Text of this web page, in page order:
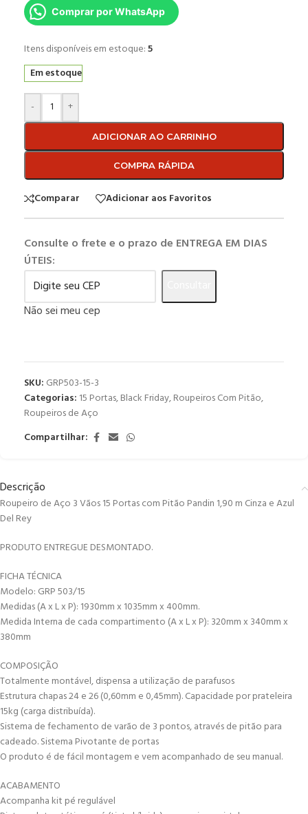
Comprar por WhatsApp
Itens disponíveis em estoque:5
Em estoque
- +
ADICIONAR AO CARRINHO
COMPRA RÁPIDA
Comparar Adicionar aos Favoritos
Consulte o frete e o prazo de ENTREGA EM DIAS
ÚTEIS:
Não sei meu cep
SKU: GRP503-15-3
Categorias: 15 Portas,Black Friday,Roupeiros Com Pitão,
Roupeiros de Aço
Compartilhar:
Descrição
Roupeiro de Aço 3 Vãos 15 Portas com Pitão Pandin 1,90 m Cinza e Azul
Del Rey
PRODUTO ENTREGUE DESMONTADO.
FICHA TÉCNICA
Modelo: GRP 503/15
Medidas (A x L x P): 1930mm x 1035mm x 400mm.
Medida Interna de cada compartimento (A x L x P): 320mm x 340mm x
380mm
COMPOSIÇÃO
Totalmente montável, dispensa a utilização de parafusos
Estrutura chapas 24 e 26 (0,60mm e 0,45mm). Capacidade por prateleira
15kg (carga distribuída).
Sistema de fechamento de varão de 3 pontos, através de pitão para
cadeado. Sistema Pivotante de portas
O produto é de fácil montagem e vem acompanhado de seu manual.
ACABAMENTO
Acompanha kit pé regulável